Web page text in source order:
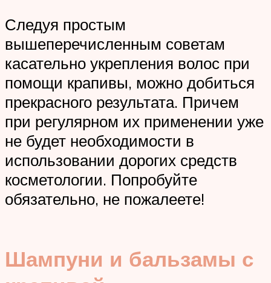
Следуя простым
вышеперечисленным советам
касательно укрепления волос при
помощи крапивы, можно добиться
прекрасного результата. Причем
при регулярном их применении уже
не будет необходимости в
использовании дорогих средств
косметологии. Попробуйте
обязательно, не пожалеете!
Шампуни и бальзамы с